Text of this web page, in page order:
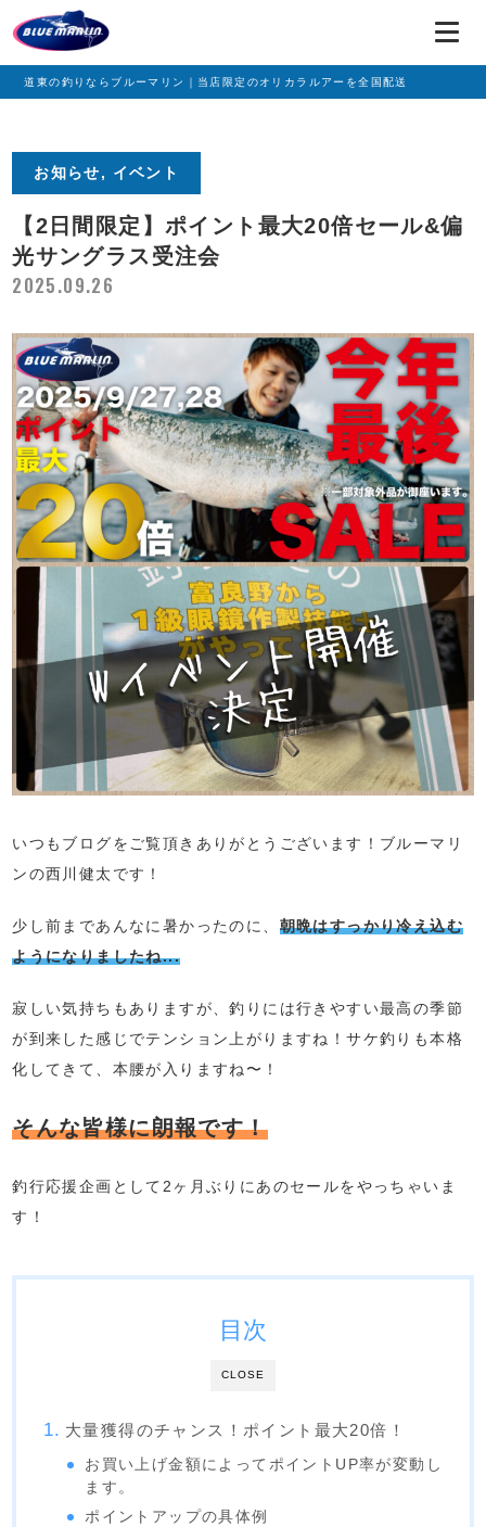
道東の釣りならブルーマリン｜当店限定のオリカラルアーを全国配送
お知らせ, イベント
【2日間限定】ポイント最大20倍セール&偏
光サングラス受注会
2025.09.26
いつもブログをご覧頂きありがとうございます！ブルーマリ
ンの西川健太です！
少し前まであんなに暑かったのに、 朝晩はすっかり冷え込む
ようになりましたね...
寂しい気持ちもありますが、釣りには行きやすい最高の季節
が到来した感じでテンション上がりますね！サケ釣りも本格
化してきて、本腰が入りますね〜！
そんな皆様に朗報です！
釣行応援企画として2ヶ月ぶりにあのセールをやっちゃいま
す！
CLOSE
目次
大量獲得のチャンス！ポイント最大20倍！
お買い上げ金額によってポイントUP率が変動し
ます。
ポイントアップの具体例